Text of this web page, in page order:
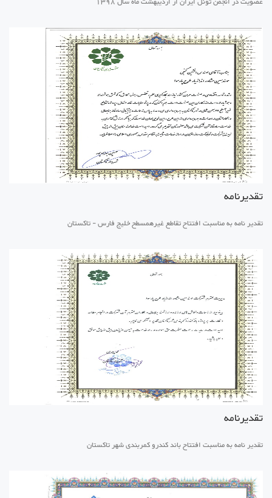
تقدیرنامه
تقدیر نامه به مناسبت افتتاح تقاطع غیرهمسطح خلیج فارس - تاکستان
تقدیرنامه
تقدیر نامه به مناسبت افتتاح باند کندرو کمربندی شهر تاکستان